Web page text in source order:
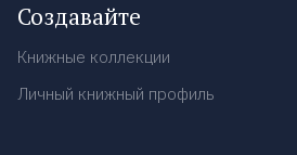
Создавайте
Книжные коллекции
Личный книжный профиль